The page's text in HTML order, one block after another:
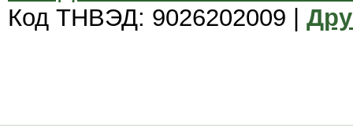
Код ТНВЭД: 9026202009 |